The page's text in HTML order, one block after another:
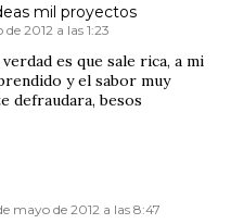
mil proyectos
2012 a las 1:23
es que sale rica, a mi
y el sabor muy
defraudara, besos
mayo de 2012 a las 8:47